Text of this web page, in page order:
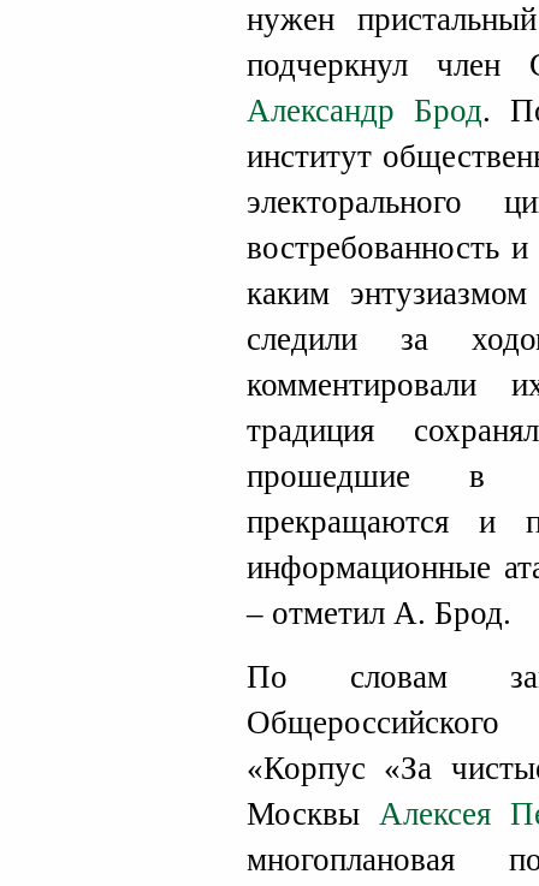
нужен
подчеркнул
Александр Брод.
институт
электорального
востребованность
каким
следили за
традиция
прошедшие в
прекращаются
информационные
– отметил А. Брод.
По словам
Общероссийского
«Корпус «За
МосквыАлексея
многоплановая